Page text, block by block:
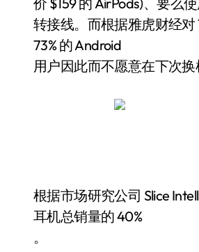
转接线。而根据雅虎财经对
73% 的 Android
用户因此而不愿意在下次换
根据市场研究公司 Slice
耳机总销量的 40%
。